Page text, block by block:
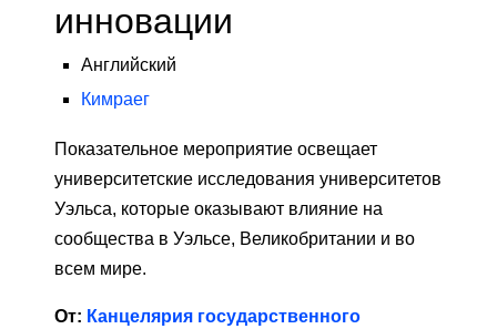
инновации
Английский
Кимраег
Показательное мероприятие освещает
университетские исследования университетов
Уэльса, которые оказывают влияние на
сообщества в Уэльсе, Великобритании и во
всем мире.
От: Канцелярия государственного